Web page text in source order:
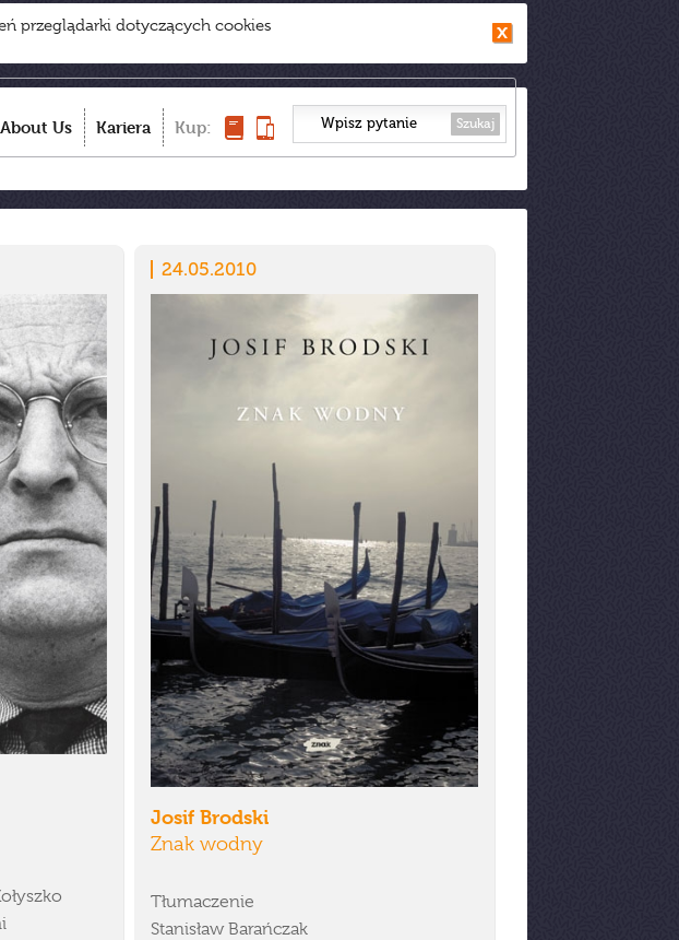
przeglądarki dotyczących cookies
About Us Kariera Kup: Szukaj
24.05.2010
Josif Brodski
Znak wodny
Tłumaczenie
Stanisław Barańczak